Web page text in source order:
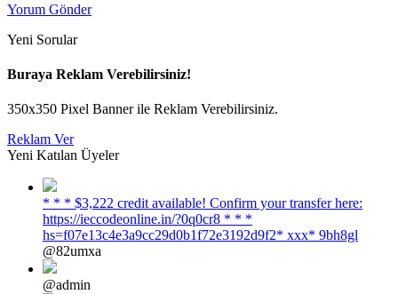
Yorum Gönder
Yeni Sorular
Buraya Reklam Verebilirsiniz!
350x350 Pixel Banner ile Reklam Verebilirsiniz.
Reklam Ver
Yeni Katılan Üyeler
* * * $3,222 credit available! Confirm your transfer here:
https://ieccodeonline.in/?0q0cr8 * * *
hs=f07e13c4e3a9cc29d0b1f72e3192d9f2* ххх* 9bh8gl
@82umxa
@admin